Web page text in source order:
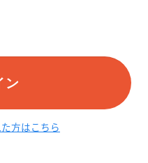
ン
方はこちら